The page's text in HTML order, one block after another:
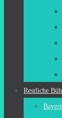
Restliche